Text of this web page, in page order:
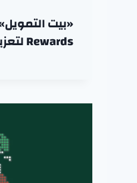
Rewards لتعزيز تجربة العملاء